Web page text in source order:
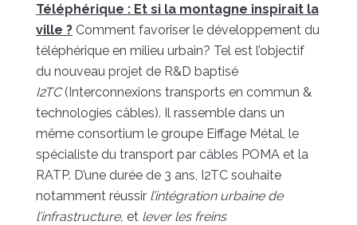
Téléphérique : Et si la montagne inspirait la
ville ? Comment favoriser le développement du
téléphérique en milieu urbain? Tel est l’objectif
du nouveau projet de R&D baptisé
I2TC(Interconnexions transports en commun &
technologies câbles). Il rassemble dans un
même consortium le groupe Eiffage Métal, le
spécialiste du transport par câbles POMA et la
RATP. D’une durée de 3 ans, I2TC souhaite
notamment réussir l’intégration urbaine de
l’infrastructure, et lever les freins